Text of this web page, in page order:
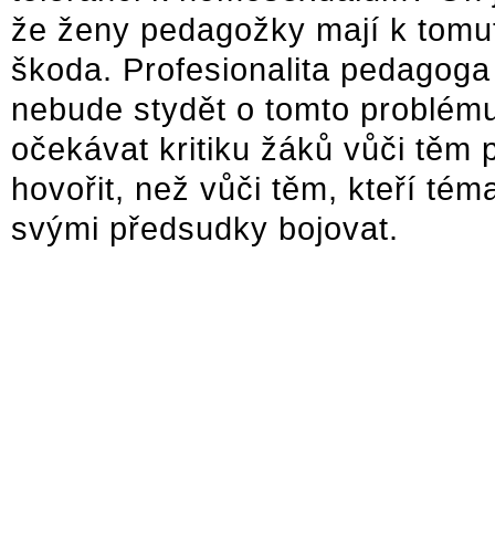
že ženy pedagožky mají k
škoda. Profesionalita
nebude stydět o tomto
očekávat kritiku žáků vůči těm
hovořit, než vůči těm, kteří
svými předsudky bojovat.